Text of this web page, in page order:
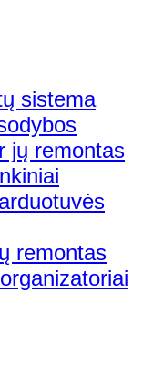
sistema
jų remontas
remontas